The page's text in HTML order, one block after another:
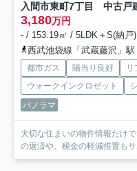
入間市東町7丁目 中古戸
3,180万円
- / 153.19㎡ / 5LDK＋S(納戸
西武池袋線「武蔵藤沢」
都市ガス 陽当り良好
ウォークインクロゼット
パノラマ
大切な住まいの物件情報だけ
の返済や、税金の軽減措置もサ